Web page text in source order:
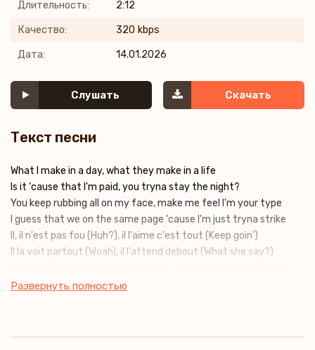
Длительность: 2:12
Качество: 320 kbps
Дата: 14.01.2026
Слушать Скачать
Текст песни
What I make in a day, what they make in a life
Is it 'cause that I'm paid, you tryna stay the night?
You keep rubbing all on my face, make me feel I'm your type
I guess that we on the same page 'cause I'm just tryna strike
Il, il n'est pas fou (Huh?), il l'aime c'est tout (Keep goin')
Il la voit partout (Woah), il l'attend debout (What she say?)
(Ah, ah, ah)
Развернуть полностью